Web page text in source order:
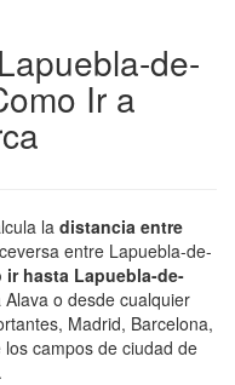
de-
Ir a
la distancia entre
entre Lapuebla-de-
ir hasta Lapuebla-de-
o desde cualquier
Madrid, Barcelona,
campos de ciudad de